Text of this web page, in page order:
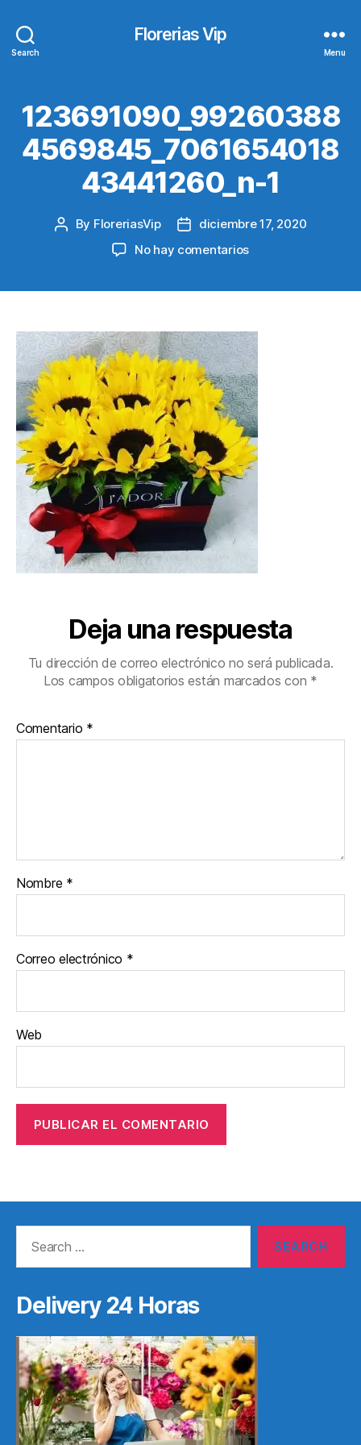
Search
Florerias Vip
Menu
123691090_99260388
4569845_7061654018
43441260_n-1
Post
By FloreriasVip
Postdiciembre 17, 2020
No hay comentariosen
Deja una respuesta
Tu dirección de correo electrónico no será publicada.
Los campos obligatorios están marcados con *
Comentario *
Nombre *
Correo electrónico *
Web
Delivery 24 Horas